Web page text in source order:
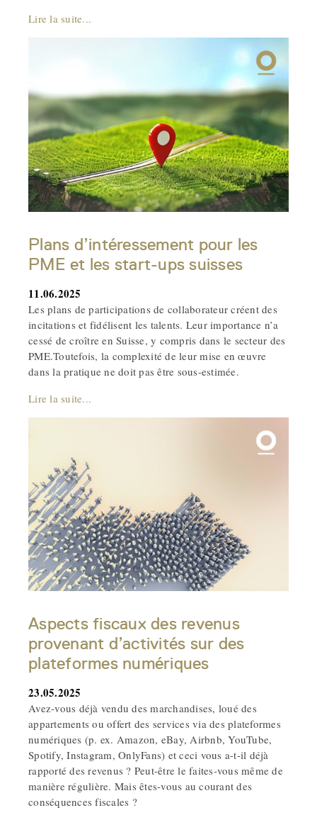
Lire la suite...
Plans d’intéressement pour les
PME et les start-ups suisses
11.06.2025
Les plans de participations de collaborateur créent des
incitations et fidélisent les talents. Leur importance n’a
cessé de croître en Suisse, y compris dans le secteur des
PME.Toutefois, la complexité de leur mise en œuvre
dans la pratique ne doit pas être sous-estimée.
Lire la suite...
Aspects fiscaux des revenus
provenant d’activités sur des
plateformes numériques
23.05.2025
Avez-vous déjà vendu des marchandises, loué des
appartements ou offert des services via des plateformes
numériques (p. ex. Amazon, eBay, Airbnb, YouTube,
Spotify, Instagram, OnlyFans) et ceci vous a-t-il déjà
rapporté des revenus ? Peut-être le faites-vous même de
manière régulière. Mais êtes-vous au courant des
conséquences fiscales ?